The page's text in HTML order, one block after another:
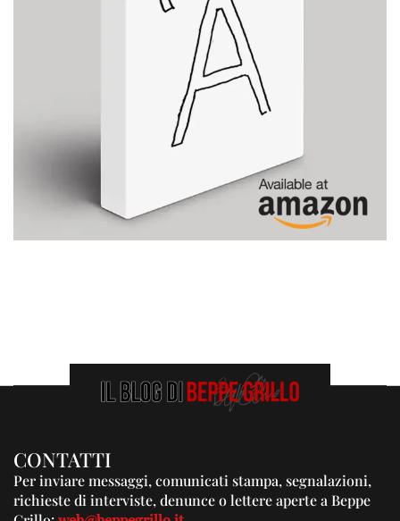
CONTATTI
Per inviare messaggi, comunicati stampa, segnalazioni,
richieste di interviste, denunce o lettere aperte a Beppe